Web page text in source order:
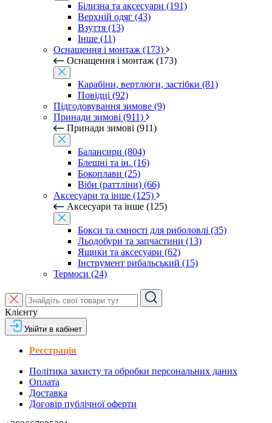
Білизна та аксесуари (191)
Верхній одяг (43)
Взуття (13)
Інше (11)
Оснащення і монтаж (173)
Оснащення і монтаж (173)
Карабіни, вертлюги, застібки (81)
Повідці (92)
Підгодовування зимове (9)
Принади зимові (911)
Принади зимові (911)
Балансири (804)
Блешні та ін. (16)
Бокоплави (25)
Віби (раттліни) (66)
Аксесуари та інше (125)
Аксесуари та інше (125)
Бокси та ємності для риболовлі (35)
Льодобури та запчастини (13)
Ящики та аксесуари (62)
Інструмент рибальський (15)
Термоси (24)
Клієнту
Увійти в кабінет
Реєстрація
Політика захисту та обробки персональних даних
Оплата
Доставка
Договір публічної оферти